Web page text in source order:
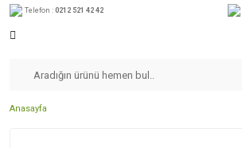
Telefon : 0212 521 42 42
Anasayfa